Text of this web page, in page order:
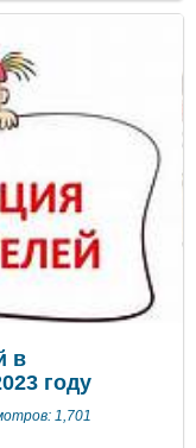
загадки,
- игра «Плавуны»,
и пробегали вокруг
жемчужину»,
в свою
ещё больше
песни,
получили
настойчивость в
с учетом
этого летнего
положительных
их организма. В
и
в
году
1,701